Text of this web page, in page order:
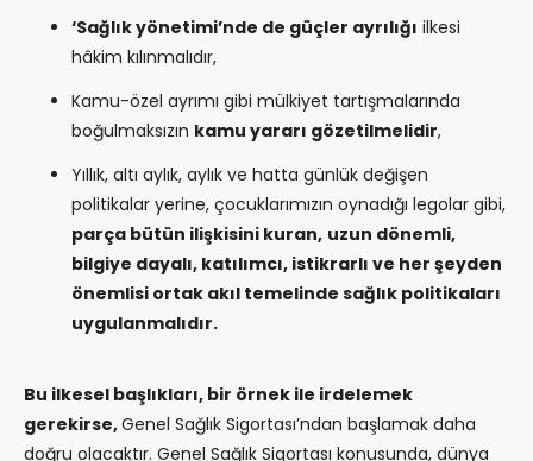
‘Sağlık yönetimi’nde de güçler ayrılığı ilkesi
hâkim kılınmalıdır,
Kamu-özel ayrımı gibi mülkiyet tartışmalarında
boğulmaksızın kamu yararı gözetilmelidir,
Yıllık, altı aylık, aylık ve hatta günlük değişen
politikalar yerine, çocuklarımızın oynadığı legolar gibi,
parça bütün ilişkisini kuran, uzun dönemli,
bilgiye dayalı, katılımcı, istikrarlı ve her şeyden
önemlisi ortak akıl temelinde sağlık politikaları
uygulanmalıdır.
Bu ilkesel başlıkları, bir örnek ile irdelemek
gerekirse,Genel Sağlık Sigortası’ndan başlamak daha
doğru olacaktır. Genel Sağlık Sigortası konusunda, dünya